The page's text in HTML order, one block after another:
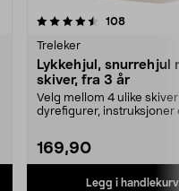
108
Treleker
Lykkehjul, snurrehjul
skiver, fra 3 år
Velg mellom 4 ulike
dyrefigurer, instruksjoner
169,90
Legg i handlekurv
4.5 av 5 stjerner